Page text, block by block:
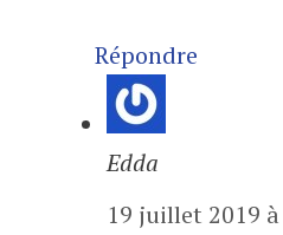
Répondre
Edda
19 juillet 2019